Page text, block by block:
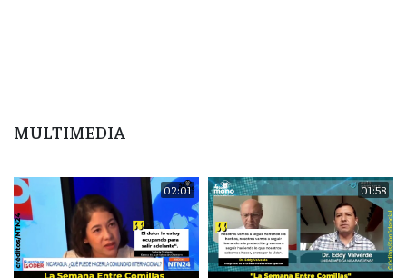
MULTIMEDIA
02:01 01:58